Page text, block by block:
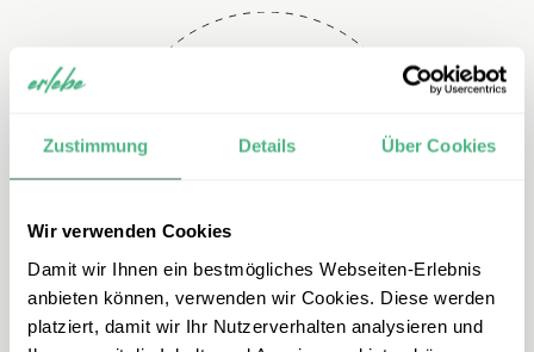
Zustimmung Details Über Cookies
Wir verwenden Cookies
Damit wir Ihnen ein bestmögliches Webseiten-Erlebnis
anbieten können, verwenden wir Cookies. Diese werden
platziert, damit wir Ihr Nutzerverhalten analysieren und
Telefon